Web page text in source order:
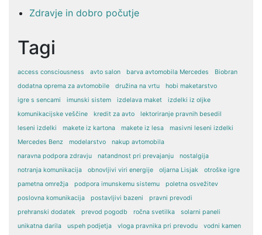
Zdravje in dobro počutje
Tagi
access consciousness avto salon barva avtomobila Mercedes
Biobran
dodatna oprema za avtomobile
družina na vrtu
hobi maketarstvo
igre s sencami
imunski sistem izdelava maket
izdelki iz oljke
komunikacijske veščine
kredit za avto
lektoriranje pravnih besedil
leseni izdelki
makete iz kartona makete iz lesa
masivni leseni izdelki
Mercedes Benz
modelarstvo
nakup avtomobila
naravna podpora zdravju
natandnost pri prevajanju
nostalgija
notranja komunikacija
obnovljivi viri energije oljarna Lisjak
otroške igre
pametna omrežja
podpora imunskemu sistemu
poletna osvežitev
poslovna komunikacija
postavljivi bazeni
pravni prevodi
prehranski dodatek
prevod pogodb ročna svetilka
solarni paneli
unikatna darila
uspeh podjetja vloga pravnika pri prevodu vodni kamen